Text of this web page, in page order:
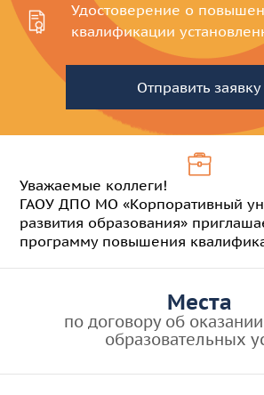
Удостоверение о
квалификации
Отправить заявку
Уважаемые коллеги!
ГАОУ ДПО МО «Корпоративный
развития образования»
программу повышения
Места
по договору об
образовательных